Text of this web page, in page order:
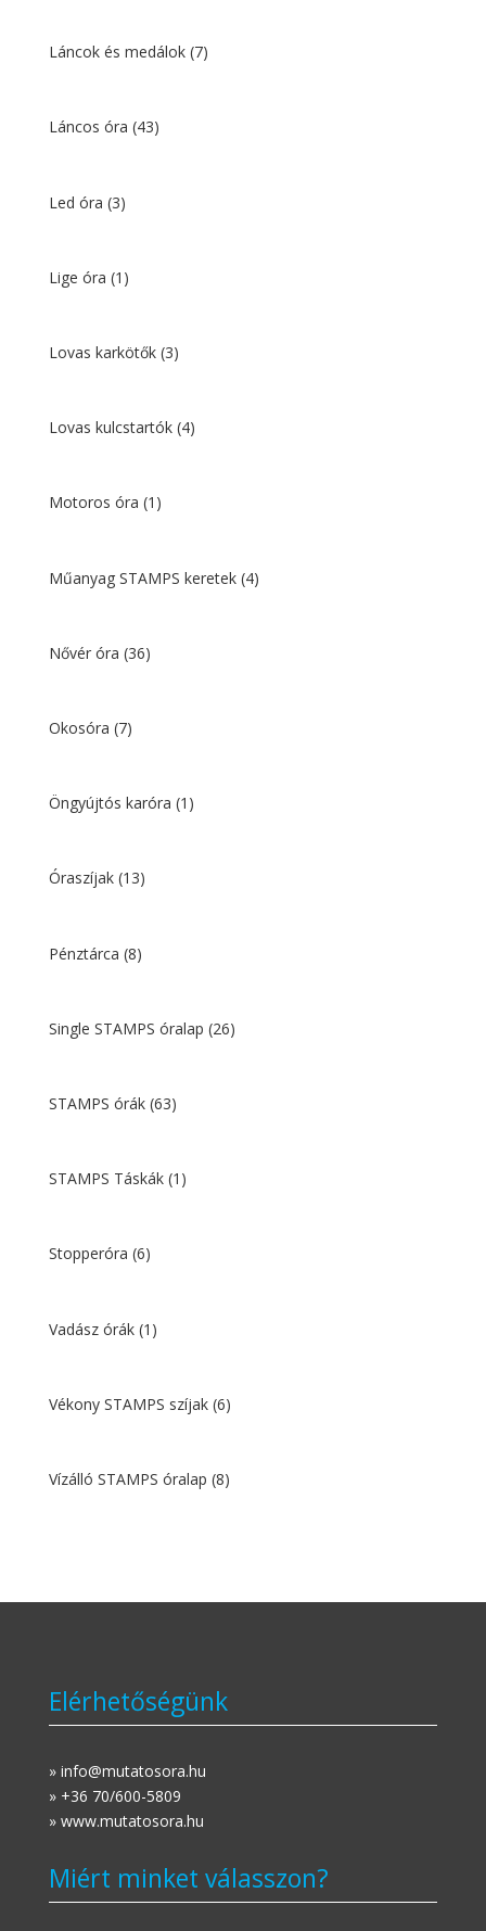
Láncok és medálok (7)
Láncos óra (43)
Led óra (3)
Lige óra (1)
Lovas karkötők (3)
Lovas kulcstartók (4)
Motoros óra (1)
Műanyag STAMPS keretek (4)
Nővér óra (36)
Okosóra (7)
Öngyújtós karóra (1)
Óraszíjak (13)
Pénztárca (8)
Single STAMPS óralap (26)
STAMPS órák (63)
STAMPS Táskák (1)
Stopperóra (6)
Vadász órák (1)
Vékony STAMPS szíjak (6)
Vízálló STAMPS óralap (8)
Elérhetőségünk
» info@mutatosora.hu
» +36 70/600-5809
» www.mutatosora.hu
Miért minket válasszon?